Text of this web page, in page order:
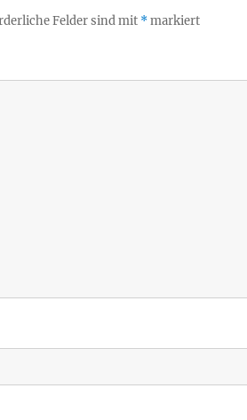
Felder sind mit *markiert